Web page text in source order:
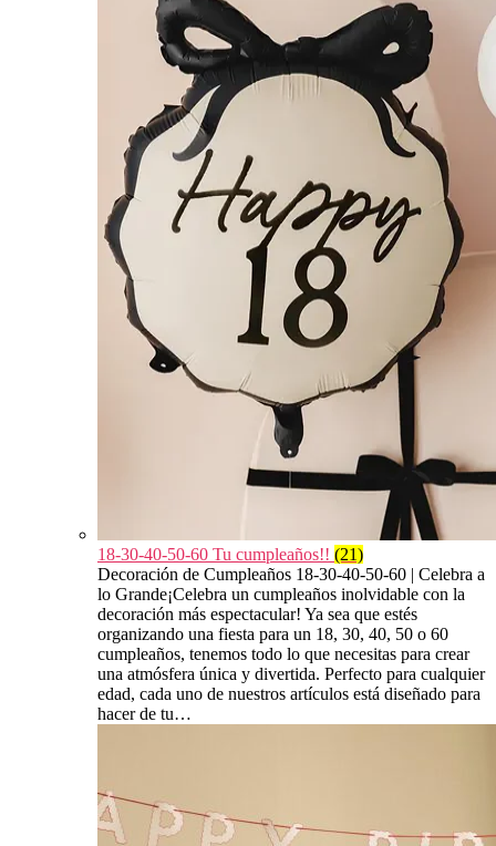
18-30-40-50-60 Tu cumpleaños!! (21)
Decoración de Cumpleaños 18-30-40-50-60 | Celebra a
lo Grande¡Celebra un cumpleaños inolvidable con la
decoración más espectacular! Ya sea que estés
organizando una fiesta para un 18, 30, 40, 50 o 60
cumpleaños, tenemos todo lo que necesitas para crear
una atmósfera única y divertida. Perfecto para cualquier
edad, cada uno de nuestros artículos está diseñado para
hacer de tu…